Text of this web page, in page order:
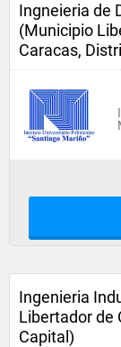
Ingneieria de
(Municipio
Caracas,
Ingenieria
Libertador de
Capital)